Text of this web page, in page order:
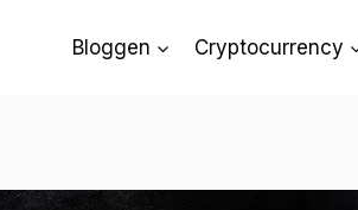
Bloggen Cryptocurrency